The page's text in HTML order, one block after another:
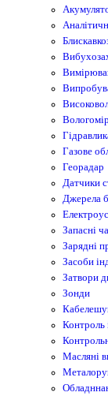
Газове
Георадар
Датчики
Джерела
Запасні
Зарядні
Засоби
Затвори
Зонди
Контроль
Масляні